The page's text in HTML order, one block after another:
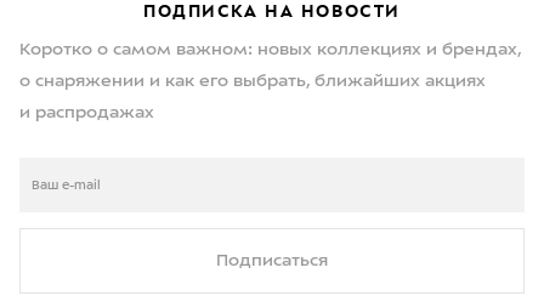
ПОДПИСКА НА НОВОСТИ
Коротко о самом важном: новых коллекциях и брендах,
о снаряжении и как его выбрать, ближайших акциях
и распродажах
Подписаться